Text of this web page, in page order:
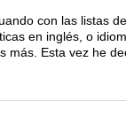
con las listas
en inglés, o
más. Esta vez he